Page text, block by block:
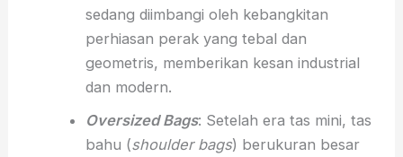
sedang diimbangi oleh kebangkitan
perhiasan perak yang tebal dan
geometris, memberikan kesan industrial
dan modern.
Oversized Bags: Setelah era tas mini, tas
bahu (shoulder bags) berukuran besar